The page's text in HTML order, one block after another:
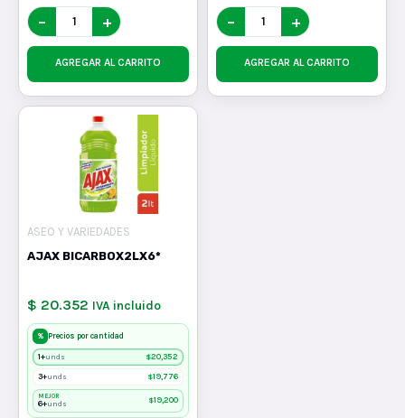
− +
AGREGAR AL CARRITO
− +
AGREGAR AL CARRITO
ASEO Y VARIEDADES
AJAX BICARBOX2LX6*
$ 20.352 IVA incluido
% Precios por cantidad
1+unds $20,352
3+unds $19,776
MEJOR
6+unds $19,200